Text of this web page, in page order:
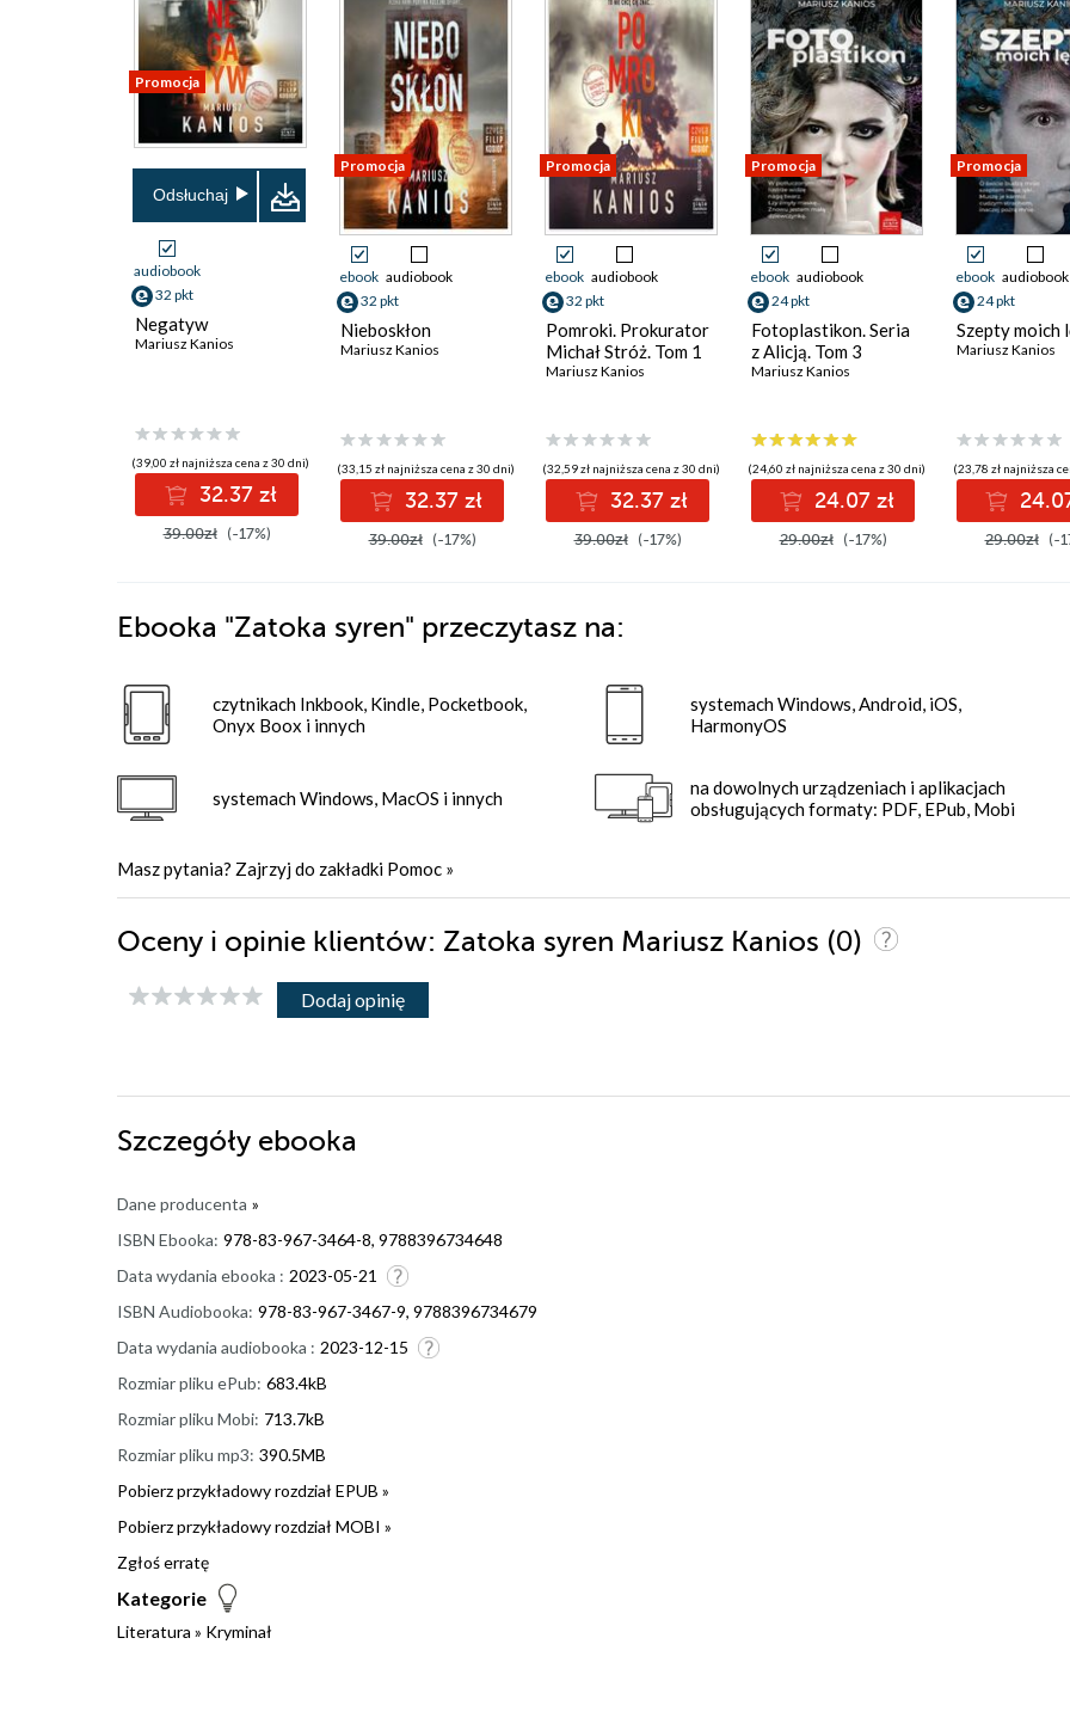
Promocja
Odsłuchaj
audiobook
32 pkt
Negatyw
Mariusz Kanios
(39,00 zł najniższa cena z 30 dni)
32.37 zł
39.00zł (-17%)
Promocja
ebook audiobook
32 pkt
Nieboskłon
Mariusz Kanios
(33,15 zł najniższa cena z 30 dni)
32.37 zł
39.00zł (-17%)
Promocja
ebook audiobook
32 pkt
Pomroki. Prokurator
Michał Stróż. Tom 1
Mariusz Kanios
(32,59 zł najniższa cena z 30 dni)
32.37 zł
39.00zł (-17%)
Promocja
ebook audiobook
24 pkt
Fotoplastikon. Seria
z Alicją. Tom 3
Mariusz Kanios
(24,60 zł najniższa cena z 30 dni)
24.07 zł
29.00zł (-17%)
Promocja
ebook audiobook
24 pkt
Szepty moich
Mariusz Kanios
(23,78 zł najniższa
29.00zł (-
Ebooka "Zatoka syren" przeczytasz na:
czytnikach Inkbook, Kindle, Pocketbook,
Onyx Boox i innych
systemach Windows, MacOS i innych
systemach Windows, Android, iOS,
HarmonyOS
na dowolnych urządzeniach i aplikacjach
obsługujących formaty: PDF, EPub, Mobi
Masz pytania? Zajrzyj do zakładki Pomoc »
Oceny i opinie klientów: Zatoka syren Mariusz Kanios (0)
Dodaj opinię
Szczegóły ebooka
Dane producenta »
ISBN Ebooka: 978-83-967-3464-8, 9788396734648
Data wydania ebooka : 2023-05-21
ISBN Audiobooka: 978-83-967-3467-9, 9788396734679
Data wydania audiobooka : 2023-12-15
Rozmiar pliku ePub: 683.4kB
Rozmiar pliku Mobi: 713.7kB
Rozmiar pliku mp3: 390.5MB
Pobierz przykładowy rozdział EPUB »
Pobierz przykładowy rozdział MOBI »
Zgłoś erratę
Kategorie
Literatura » Kryminał